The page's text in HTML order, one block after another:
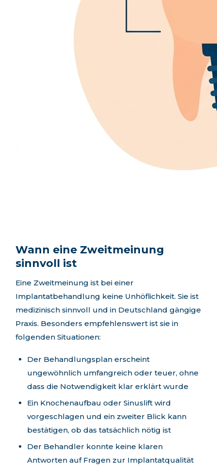
Wann eine Zweitmeinung
sinnvoll ist
Eine Zweitmeinung ist bei einer
Implantatbehandlung keine Unhöflichkeit. Sie ist
medizinisch sinnvoll und in Deutschland gängige
Praxis. Besonders empfehlenswert ist sie in
folgenden Situationen:
Der Behandlungsplan erscheint
ungewöhnlich umfangreich oder teuer, ohne
dass die Notwendigkeit klar erklärt wurde
Ein Knochenaufbau oder Sinuslift wird
vorgeschlagen und ein zweiter Blick kann
bestätigen, ob das tatsächlich nötig ist
Der Behandler konnte keine klaren
Antworten auf Fragen zur Implantatqualität